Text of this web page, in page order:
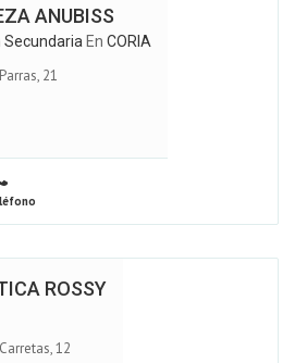
ANUBISS
Secundaria En CORIA
21
ROSSY
12